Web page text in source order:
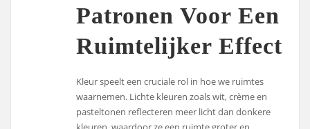
Patronen Voor Een
Ruimtelijker Effect
Kleur speelt een cruciale rol in hoe we ruimtes
waarnemen. Lichte kleuren zoals wit, crème en
pasteltonen reflecteren meer licht dan donkere